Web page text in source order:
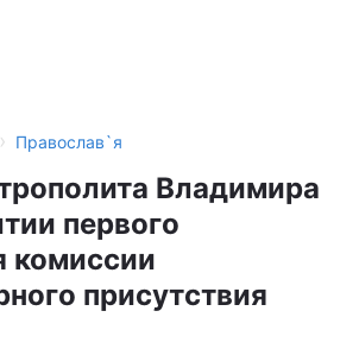
› Православ`я
Владимира
первого
комиссии
присутствия